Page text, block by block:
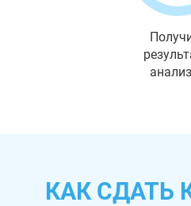
КАК СДАТЬ